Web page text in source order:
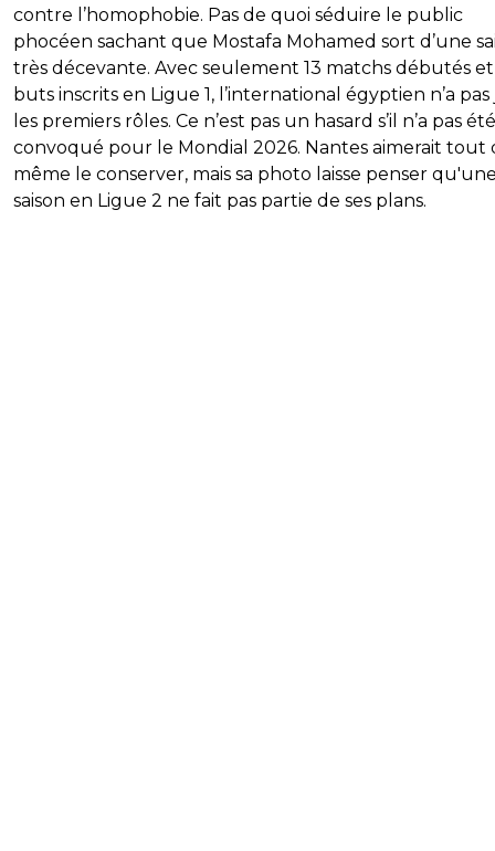
contre l’homophobie. Pas de quoi séduire le public
phocéen sachant que Mostafa Mohamed sort d’une
très décevante. Avec seulement 13 matchs débutés
buts inscrits en Ligue 1, l’international égyptien n’a
les premiers rôles. Ce n’est pas un hasard s’il n’a pas été
convoqué pour le Mondial 2026. Nantes aimerait tout
même le conserver, mais sa photo laisse penser
saison en Ligue 2 ne fait pas partie de ses plans.